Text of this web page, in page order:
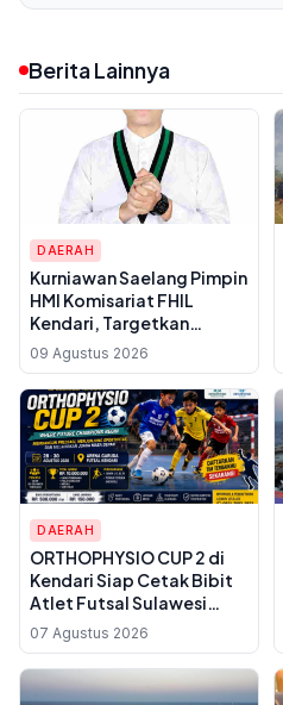
Berita Lainnya
DAERAH
Kurniawan Saelang Pimpin
HMI Komisariat FHIL
Kendari, Targetkan
Kaderisasi dan Tradisi
Intelektual yang Lebih
Kuat
09 Agustus 2026
DAERAH
ORTHOPHYSIO CUP 2 di
Kendari Siap Cetak Bibit
Atlet Futsal Sulawesi
Tenggara, Total Hadiah
Rp10 Juta
07 Agustus 2026